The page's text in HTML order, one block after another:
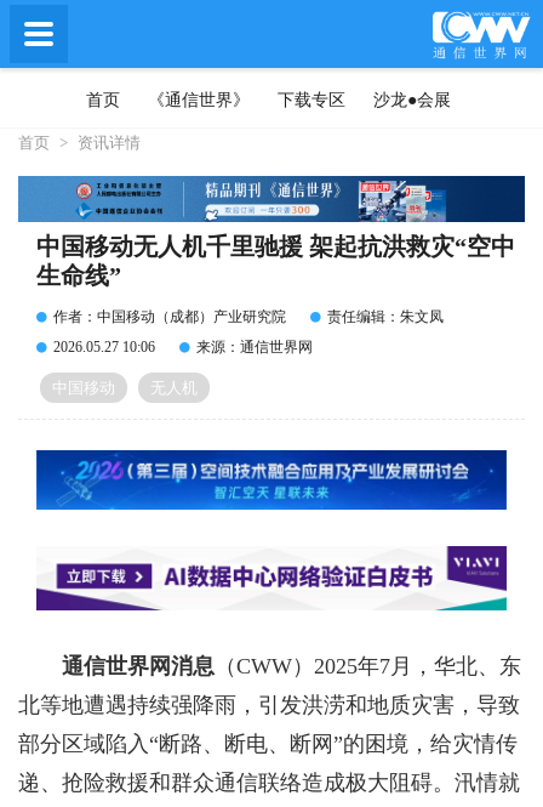
首页 《通信世界》 下载专区 沙龙●会展
首页 > 资讯详情
中国移动无人机千里驰援 架起抗洪救灾“空中
生命线”
作者：中国移动（成都）产业研究院
责任编辑：朱文凤
2026.05.27 10:06
来源：通信世界网
中国移动 无人机
通信世界网消息 （CWW） 2025年7月，华北、东
北等地遭遇持续强降雨，引发洪涝和地质灾害，导致
部分区域陷入“断路、断电、断网”的困境，给灾情传
递、抢险救援和群众通信联络造成极大阻碍。汛情就